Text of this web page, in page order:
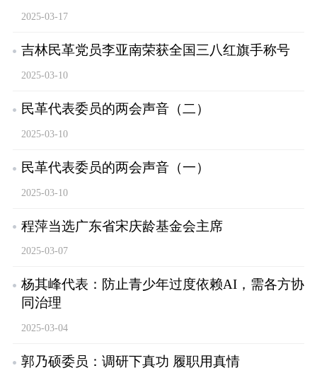
2025-03-17
吉林民革党员李亚南荣获全国三八红旗手称号
2025-03-10
民革代表委员的两会声音（二）
2025-03-10
民革代表委员的两会声音（一）
2025-03-10
程萍当选广东省宋庆龄基金会主席
2025-03-07
杨其峰代表：防止青少年过度依赖AI，需各方协
同治理
2025-03-04
郭乃硕委员：调研下真功 履职用真情